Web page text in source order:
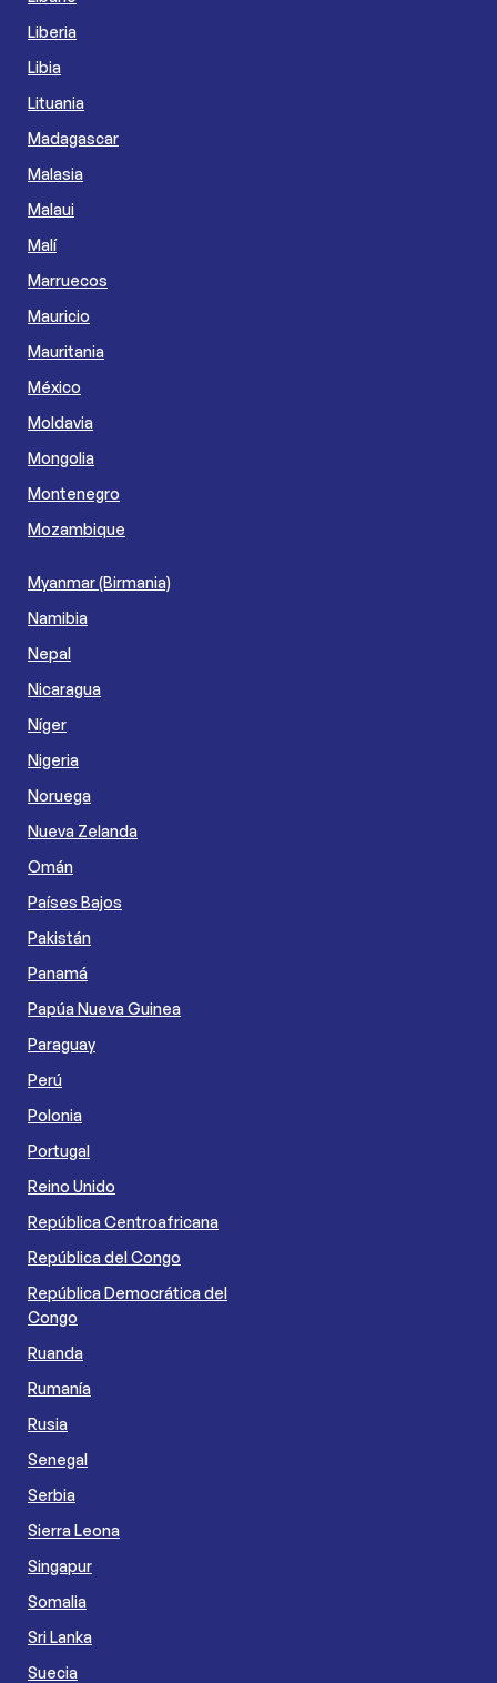
Liberia
Libia
Lituania
Madagascar
Malasia
Malaui
Malí
Marruecos
Mauricio
Mauritania
México
Moldavia
Mongolia
Montenegro
Mozambique
Myanmar (Birmania)
Namibia
Nepal
Nicaragua
Níger
Nigeria
Noruega
Nueva Zelanda
Omán
Países Bajos
Pakistán
Panamá
Papúa Nueva Guinea
Paraguay
Perú
Polonia
Portugal
Reino Unido
República Centroafricana
República del Congo
República Democrática del
Congo
Ruanda
Rumanía
Rusia
Senegal
Serbia
Sierra Leona
Singapur
Somalia
Sri Lanka
Suecia